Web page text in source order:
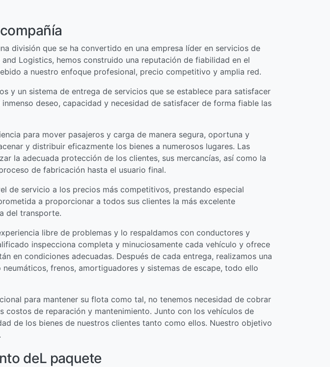
división que se ha convertido en una empresa líder en servicios de
Logistics, hemos construido una reputación de fiabilidad en el
a nuestro enfoque profesional, precio competitivo y amplia red.
y un sistema de entrega de servicios que se establece para satisfacer
deseo, capacidad y necesidad de satisfacer de forma fiable las
para mover pasajeros y carga de manera segura, oportuna y
y distribuir eficazmente los bienes a numerosos lugares. Las
la adecuada protección de los clientes, sus mercancías, así como la
de fabricación hasta el usuario final.
de servicio a los precios más competitivos, prestando especial
a proporcionar a todos sus clientes la más excelente
del transporte.
libre de problemas y lo respaldamos con conductores y
inspecciona completa y minuciosamente cada vehículo y ofrece
en condiciones adecuadas. Después de cada entrega, realizamos una
frenos, amortiguadores y sistemas de escape, todo ello
para mantener su flota como tal, no tenemos necesidad de cobrar
de reparación y mantenimiento. Junto con los vehículos de
de los bienes de nuestros clientes tanto como ellos. Nuestro objetivo
deL paquete